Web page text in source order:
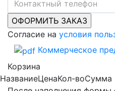
Согласие на условия
Коммерческое
Корзина
НазваниеЦенаКол-воСумма